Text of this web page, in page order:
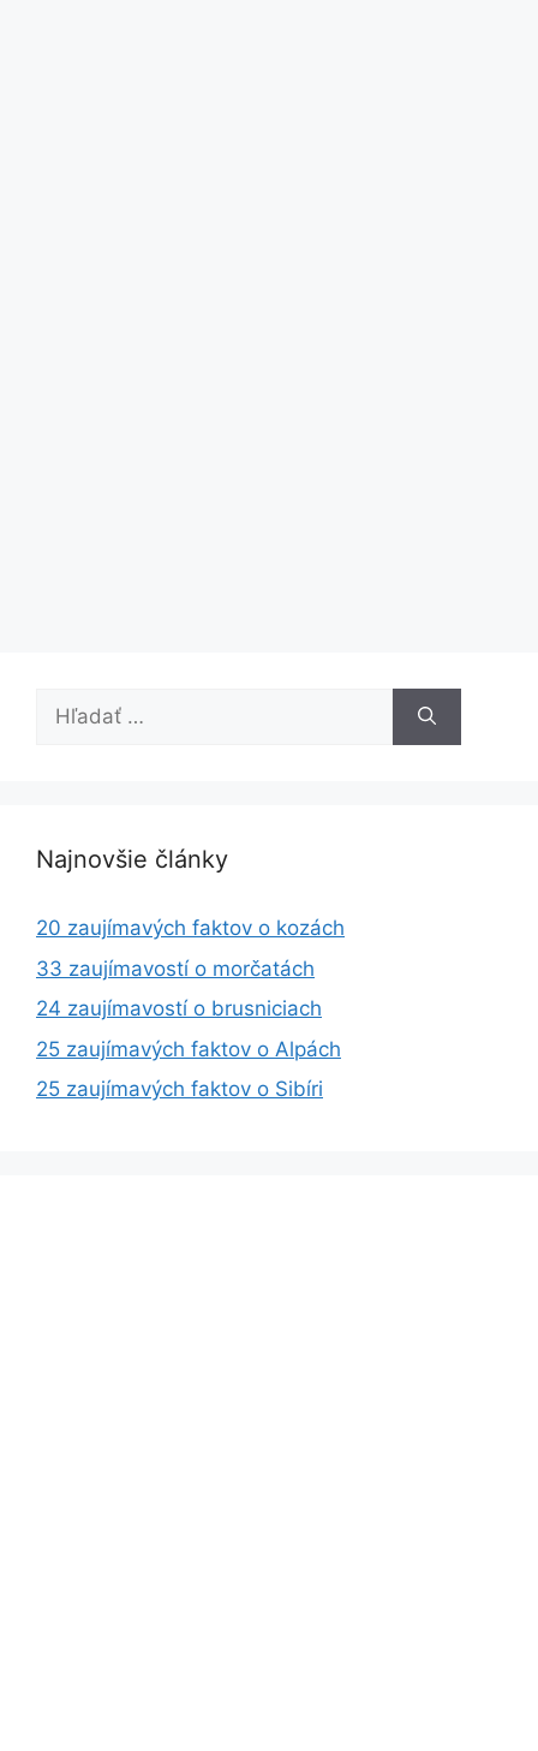
Hľadať:
Najnovšie články
20 zaujímavých faktov o kozách
33 zaujímavostí o morčatách
24 zaujímavostí o brusniciach
25 zaujímavých faktov o Alpách
25 zaujímavých faktov o Sibíri